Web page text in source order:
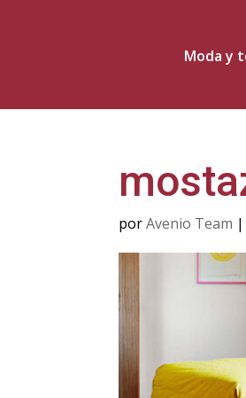
Moda y
porAvenio Team